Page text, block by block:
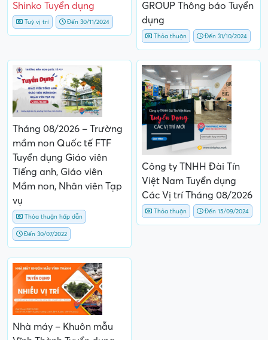
Shinko Tuyển dụng
Tuỳ vị trí Đến 30/11/2024
GROUP Thông báo Tuyển
dụng
Thỏa thuận Đến 31/10/2024
Tháng 08/2026 – Trường
mầm non Quốc tế FTF
Tuyển dụng Giáo viên
Tiếng anh, Giáo viên
Mầm non, Nhân viên Tạp
vụ
Thỏa thuận hấp dẫn
Đến 30/07/2022
Công ty TNHH Đài Tín
Việt Nam Tuyển dụng
Các Vị trí Tháng 08/2026
Thỏa thuận Đến 15/09/2024
Nhà máy – Khuôn mẫu